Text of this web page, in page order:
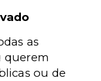
as
querem
ou de